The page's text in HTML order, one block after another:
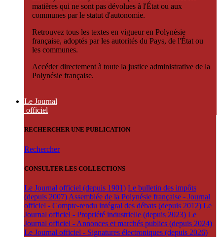
matières qui ne sont pas dévolues à l'État ou aux
communes par le statut d'autonomie.
Retrouvez tous les textes en vigueur en Polynésie
française, adoptés par les autorités du Pays, de l'État ou
les communes.
Accéder directement à toute la justice administrative de la
Polynésie française.
Le Journal
officiel
RECHERCHER UNE PUBLICATION
Rechercher
CONSULTER LES COLLECTIONS
Le Journal officiel (depuis 1901) Le bulletin des impôts
(depuis 2007) Assemblée de la Polynésie française - Journal
officiel - Compte-rendu intégral des débats (depuis 2012) Le
Journal officiel - Propriété industrielle (depuis 2023) Le
Journal officiel - Annonces et marchés publics (depuis 2024)
Le Journal officiel - Signatures électroniques (depuis 2026)